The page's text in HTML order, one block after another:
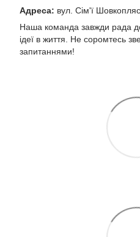
Адреса: вул. Сім'ї
Наша команда завжди рада
ідеї в життя. Не соромтесь
запитаннями!